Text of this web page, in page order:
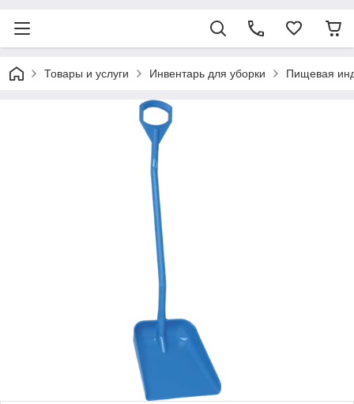
Товары и услуги Инвентарь для уборки Пищевая